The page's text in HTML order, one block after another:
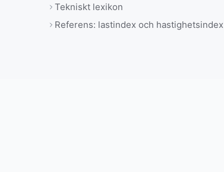
Tekniskt lexikon
Referens: lastindex och hastighetsindex